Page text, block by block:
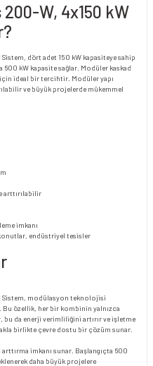
W, 4x150 kW
dört adet 150 kW kapasiteye sahip
kW kapasite sağlar. Modüler kaskad
için ideal bir tercihtir. Modüler yapı
ve büyük projelerde mükemmel
arttırılabilir
imkanı
endüstriyel tesisler
Sistem, modülasyon teknolojisi
Bu özellik, her bir kombinin yalnızca
bu da enerji verimliliğini artırır ve işletme
birlikte çevre dostu bir çözüm sunar.
imkanı sunar. Başlangıçta 600
daha büyük projelere